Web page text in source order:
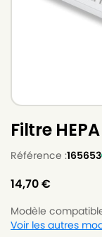
Filtre
Référence :165653
14,70€
Modèle
Voir les autres